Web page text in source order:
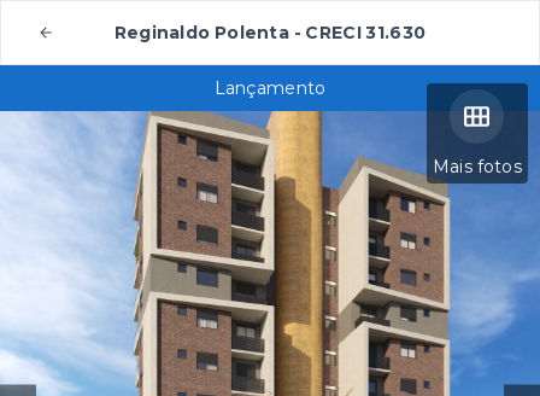
Reginaldo Polenta - CRECI 31.630
Mais fotos
Lançamento